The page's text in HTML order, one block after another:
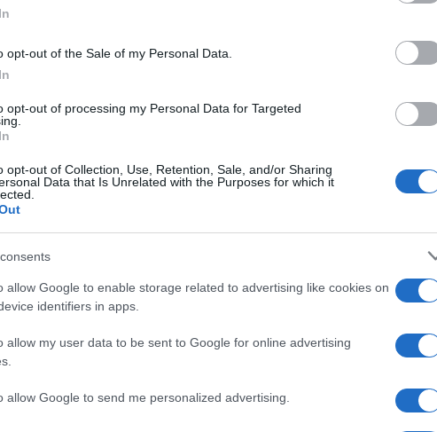
opt-out of the Sale of my Personal Data.
opt-out of processing my Personal Data for Targeted
opt-out of Collection, Use, Retention, Sale, and/or Sharing
Data that Is Unrelated with the Purposes for which it
allow Google to enable storage related to advertising like cookies on
identifiers in apps.
allow my user data to be sent to Google for online advertising
allow Google to send me personalized advertising.
imádom. Tragikus, de azt gondolom, hogy a
rájövünk, hogy talán nem is csináljuk olyan
annyira ezt a könyvet.
ifjú költőhöz
is az olvasás szerelmese. Többször is
nap az életében, amikor ne olvasna, sőt a
el tudna olvasni. Ez Rilke Levelek egy ifjú
levelét gyűjtötték össze, amit Franz Xaver
között rámutat arra is, milyen fontos és értékes
A kis herceg
könyve pedig A kis herceg, amelyet bizonyára a
a rókáért. Akár el is tekintek attól, hogy
problémákat feszegető történet. A kis
meg nekem mindig, ami miatt érdemes újra és